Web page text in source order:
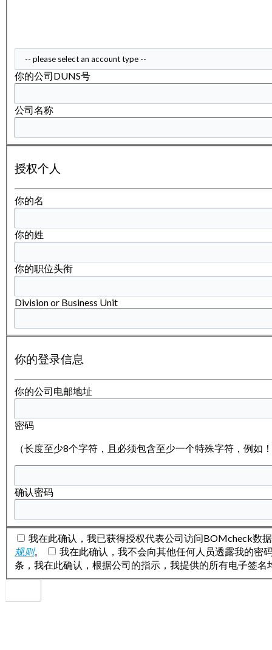
你的公司DUNS号
公司名称
授权个人
你的名
你的姓
你的职位头衔
Division or Business Unit
你的登录信息
你的公司电邮地址
密码
（长度至少8个字符，且必须包含至少一个特殊字符，例如
确认密码
我在此确认，我已获得授权代表公司访问BOMcheck数
规则。
我在此确认，我不会向其他任何人员透露我的密
条，我在此确认，根据公司的指示，我提供的所有电子签